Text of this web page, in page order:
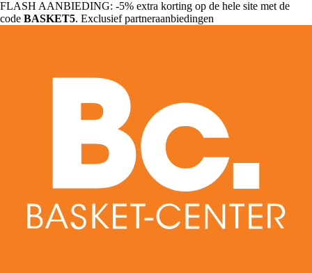
FLASH AANBIEDING: -5% extra korting op de hele site met de
code BASKET5. Exclusief partneraanbiedingen